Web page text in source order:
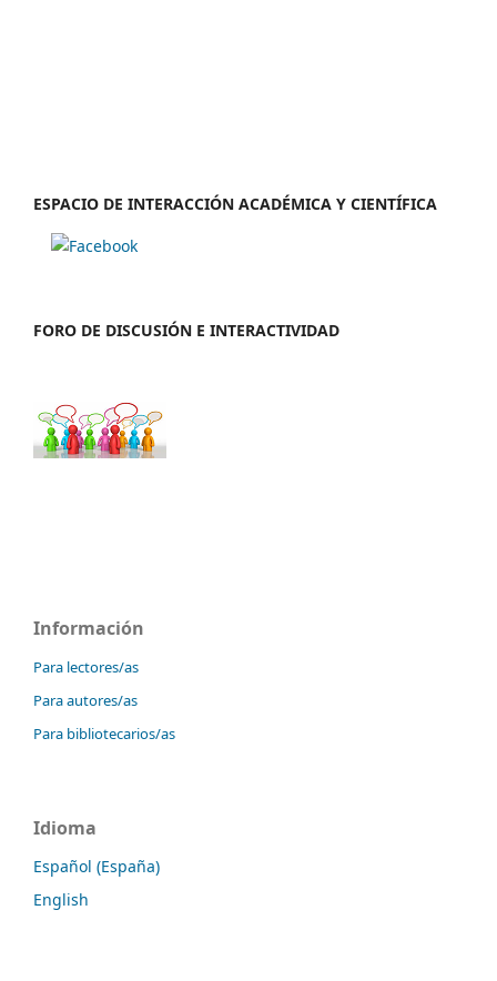
ESPACIO DE INTERACCIÓN ACADÉMICA Y CIENTÍFICA
FORO DE DISCUSIÓN E INTERACTIVIDAD
Información
Para lectores/as
Para autores/as
Para bibliotecarios/as
Idioma
Español (España)
English